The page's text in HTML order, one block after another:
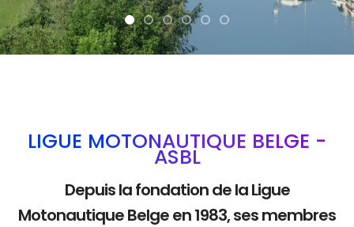
LIGUE MOTONAUTIQUE BELGE -
ASBL
Depuis la fondation de la Ligue
Motonautique Belge en 1983, ses membres